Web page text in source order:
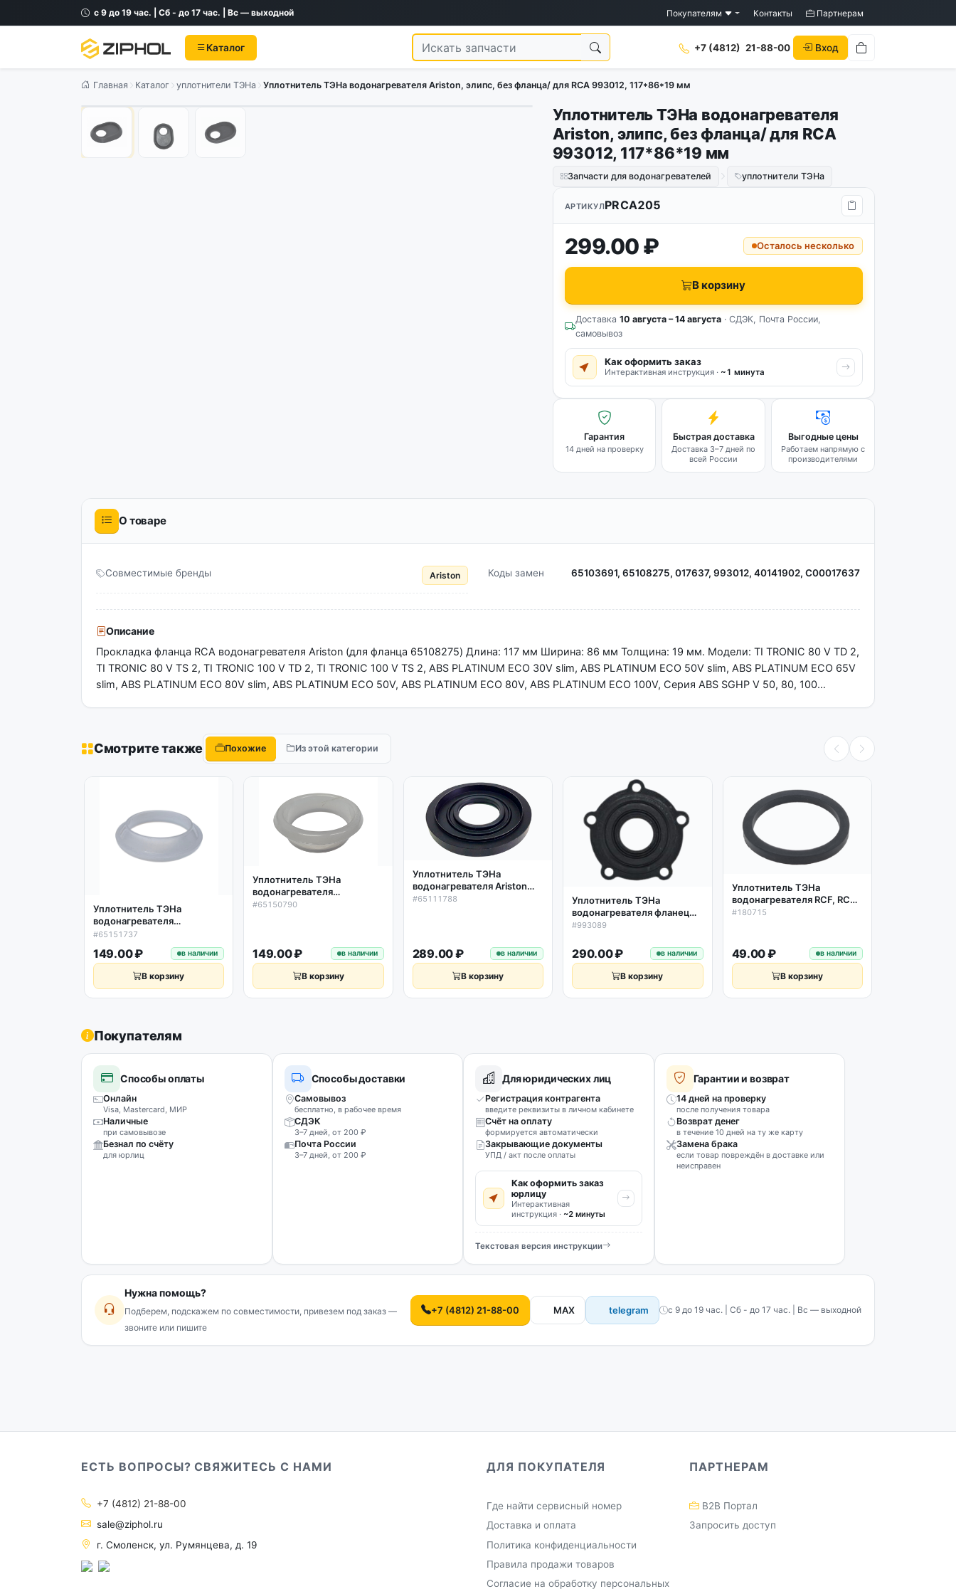
с 9 до 19 час. | Сб - до 17 час. | Вс — выходной Покупателям Контакты Партнерам
Каталог +7 (4812) 21-88-00 Вход
Главная Каталог уплотнители ТЭНа Уплотнитель ТЭНа водонагревателя Ariston, элипс, без фланца/ для RCA 993012, 117*86*19 мм
Уплотнитель ТЭНа водонагревателя
Ariston, элипс, без фланца/ для RCA
993012, 117*86*19 мм
Запчасти для водонагревателей уплотнители ТЭНа
АРТИКУЛPRCA205
299.00 ₽ Осталось несколько
В корзину
Доставка 10 августа – 14 августа· СДЭК, Почта России,
самовывоз
Как оформить заказ
Интерактивная инструкция · ~1 минута
Гарантия
14 дней на проверку
Быстрая доставка
Доставка 3–7 дней по
всей России
Выгодные цены
Работаем напрямую с
производителями
О товаре
Совместимые бренды Ariston Коды замен 65103691, 65108275, 017637, 993012, 40141902, C00017637
Описание
Прокладка фланца RCA водонагревателя Ariston (для фланца 65108275) Длина: 117 мм Ширина: 86 мм Толщина: 19 мм. Модели: TI TRONIC 80 V TD 2,
TI TRONIC 80 V TS 2, TI TRONIC 100 V TD 2, TI TRONIC 100 V TS 2, ABS PLATINUM ECO 30V slim, ABS PLATINUM ECO 50V slim, ABS PLATINUM ECO 65V
slim, ABS PLATINUM ECO 80V slim, ABS PLATINUM ECO 50V, ABS PLATINUM ECO 80V, ABS PLATINUM ECO 100V, Серия ABS SGHP V 50, 80, 100…
Смотрите также Похожие Из этой категории
Уплотнитель ТЭНа
водонагревателя
D62*45*13,5мм силикон
Ariston, Thermex, низкая
65151737
#65151737
149.00 ₽ в наличии
В корзину
Уплотнитель ТЭНа
водонагревателя
D64х48х18 силикон Ariston,
#65150790
149.00 ₽ в наличии
В корзину
Уплотнитель ТЭНа
водонагревателя Ariston
D88мм d36мм H15мм (без
#65111788
289.00 ₽ в наличии
В корзину
Уплотнитель ТЭНа
водонагревателя фланец
D75, 5 отв. Ariston 993089
#993089
290.00 ₽ в наличии
В корзину
Уплотнитель ТЭНа
водонагревателя RCF, RCA,
RF квадратный профиль
#180715
49.00 ₽ в наличии
В корзину
Покупателям
Способы оплаты
Онлайн
Visa, Mastercard, МИР
Наличные
при самовывозе
Безнал по счёту
для юрлиц
Способы доставки
Самовывоз
бесплатно, в рабочее время
СДЭК
3–7 дней, от 200 ₽
Почта России
3–7 дней, от 200 ₽
Для юридических лиц
Регистрация контрагента
введите реквизиты в личном кабинете
Счёт на оплату
формируется автоматически
Закрывающие документы
УПД / акт после оплаты
Как оформить заказ
юрлицу
Интерактивная
инструкция · ~2 минуты
Текстовая версия инструкции
Гарантии и возврат
14 дней на проверку
после получения товара
Возврат денег
в течение 10 дней на ту же карту
Замена брака
если товар повреждён в доставке или
неисправен
Нужна помощь?
Подберем, подскажем по совместимости, привезем под заказ —
звоните или пишите
+7 (4812) 21-88-00 MAX telegram с 9 до 19 час. | Сб - до 17 час. | Вс — выходной
ЕСТЬ ВОПРОСЫ? СВЯЖИТЕСЬ С НАМИ
+7 (4812) 21-88-00
sale@ziphol.ru
г. Смоленск, ул. Румянцева, д. 19
ДЛЯ ПОКУПАТЕЛЯ
Где найти сервисный номер
Доставка и оплата
Политика конфиденциальности
Правила продажи товаров
Согласие на обработку персональных
ПАРТНЕРАМ
B2B Портал
Запросить доступ